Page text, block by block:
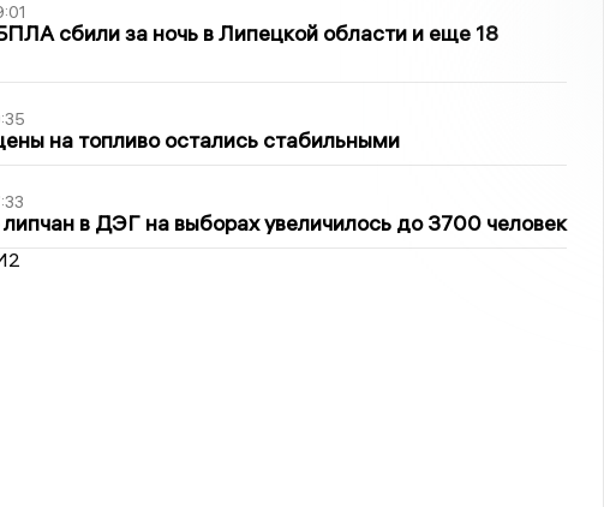
сбили за ночь в Липецкой области и еще 18
на топливо остались стабильными
липчан в ДЭГ на выборах увеличилось до 3700 человек